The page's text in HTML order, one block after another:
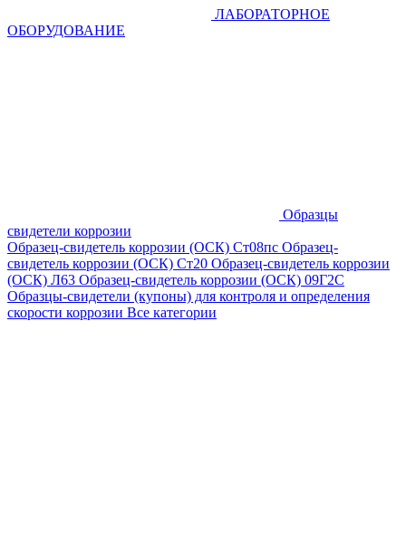
ЛАБОРАТОРНОЕ
ОБОРУДОВАНИЕ
Образцы
свидетели коррозии
Образец-свидетель коррозии (ОСК) Ст08пс Образец-
свидетель коррозии (ОСК) Ст20 Образец-свидетель коррозии
(ОСК) Л63 Образец-свидетель коррозии (ОСК) 09Г2С
Образцы-свидетели (купоны) для контроля и определения
скорости коррозии Все категории